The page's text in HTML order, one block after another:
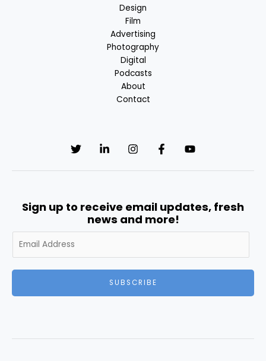
Design
Film
Advertising
Photography
Digital
Podcasts
About
Contact
Sign up to receive email updates, fresh
news and more!
SUBSCRIBE